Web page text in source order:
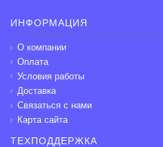
ИНФОРМАЦИЯ
О компании
Оплата
Условия работы
Доставка
Связаться с нами
Карта сайта
ТЕХПОДДЕРЖКА